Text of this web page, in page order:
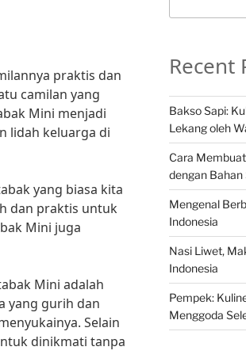
praktis dan
camilan yang
Mini menjadi
lidah keluarga di
yang biasa kita
dan praktis untuk
Mini juga
Mini adalah
yang gurih dan
Selain
dinikmati tanpa
Recent
Bakso Sapi:
Lekang oleh
Cara
dengan Bahan
Mengenal
Indonesia
Nasi Liwet,
Indonesia
Pempek:
Menggoda